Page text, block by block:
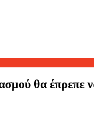
θα έπρεπε